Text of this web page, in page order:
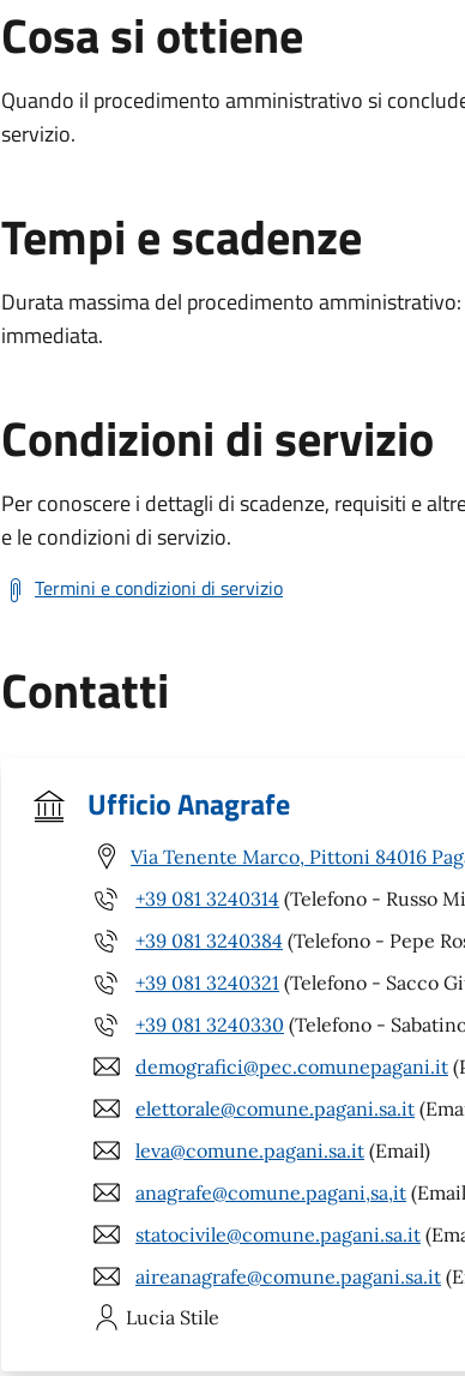
Cosa si ottiene
Quando il procedimento amministrativo si
servizio.
Tempi e scadenze
Durata massima del procedimento
immediata.
Condizioni di servizio
Per conoscere i dettagli di scadenze, requisiti e
e le condizioni di servizio.
Termini e condizioni di servizio
Contatti
Ufficio Anagrafe
Via Tenente Marco, Pittoni 84016
+39 081 3240314 (Telefono - Russo
+39 081 3240384 (Telefono - Pepe
+39 081 3240321 (Telefono - Sacco
+39 081 3240330 (Telefono -
demografici@pec.comunepagani.it
elettorale@comune.pagani.sa.it
leva@comune.pagani.sa.it (Email)
anagrafe@comune.pagani,sa,it
statocivile@comune.pagani.sa.it
aireanagrafe@comune.pagani.sa.it
Lucia Stile